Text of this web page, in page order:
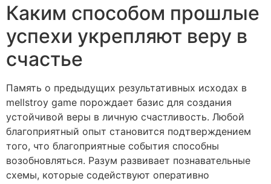
Каким способом прошлые
успехи укрепляют веру в
счастье
Память о предыдущих результативных исходах в
mellstroy game порождает базис для создания
устойчивой веры в личную счастливость. Любой
благоприятный опыт становится подтверждением
того, что благоприятные события способны
возобновляться. Разум развивает познавательные
схемы, которые содействуют оперативно